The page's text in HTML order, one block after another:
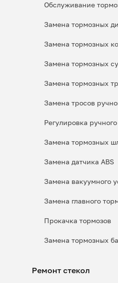
Обслуживание
Замена тормозных
Замена тормозных
Замена тормозных
Замена тормозных
Замена тросов
Регулировка
Замена тормозных
Замена датчика ABS
Замена вакуумного
Замена главного
Прокачка тормозов
Замена тормозных
Ремонт стекол